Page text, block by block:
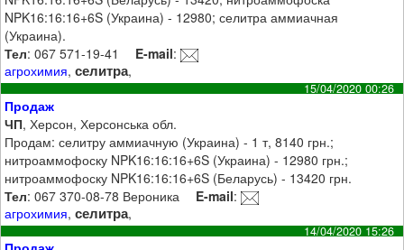
NPK16:16:16+6S (Украина) - 12980; селитра аммиачная
(Украина).
Тел: 067 571-19-41 E-mail:
агрохимия,селитра,
15/04/2020 00:26
Продаж
ЧП, Херсон, Херсонська обл.
Продам: селитру аммиачную (Украина) - 1 т, 8140 грн.;
нитроаммофоску NPK16:16:16+6S (Украина) - 12980 грн.;
нитроаммофоску NPK16:16:16+6S (Беларусь) - 13420 грн.
Тел: 067 370-08-78 Вероника E-mail:
агрохимия,селитра,
14/04/2020 15:26